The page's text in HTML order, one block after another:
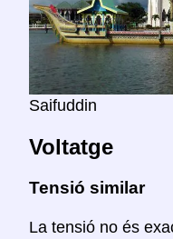
Saifuddin
Voltatge
Tensió similar
La tensió no és